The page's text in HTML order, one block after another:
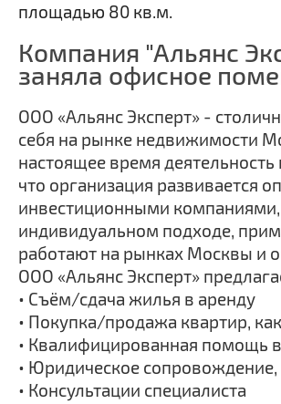
площадью 80 кв.м.
Компания "Альянс
заняла офисное
ООО «Альянс Эксперт» -
себя на рынке недвижимости
настоящее время
что организация развивается
инвестиционными компаниями,
индивидуальном подходе,
работают на рынках Москвы и
ООО «Альянс Эксперт»
• Съём/сдача жилья в аренду
• Покупка/продажа квартир,
• Квалифицированная помощь
• Юридическое
• Консультации специалиста